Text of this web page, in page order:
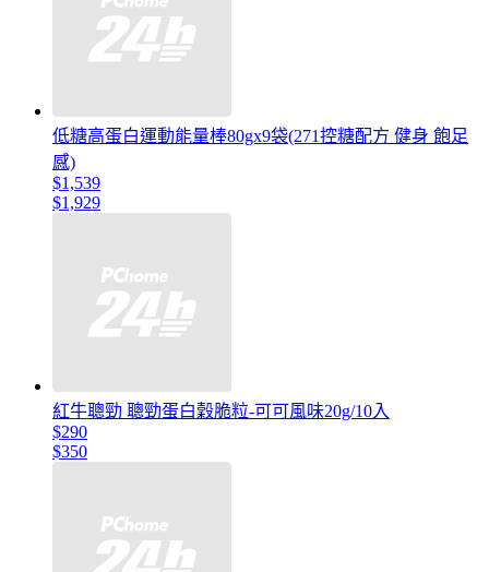
低糖高蛋白運動能量棒80gx9袋(271控糖配方 健身 飽足
感)
$1,539
$1,929
紅牛聰勁 聰勁蛋白穀脆粒-可可風味20g/10入
$290
$350